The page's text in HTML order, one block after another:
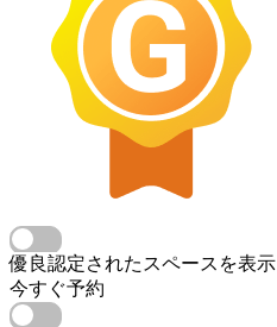
優良認定されたスペースを表示
今すぐ予約